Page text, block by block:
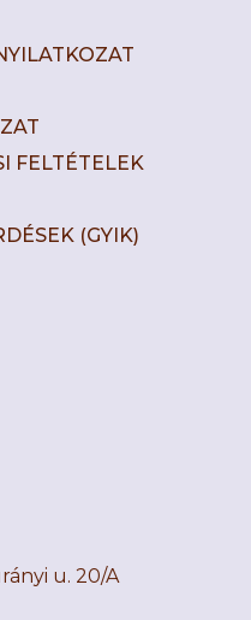
FELTÉTELEK
(GYIK)
u. 20/A